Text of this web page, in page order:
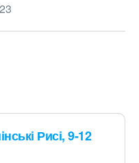
Рисі, 9-12